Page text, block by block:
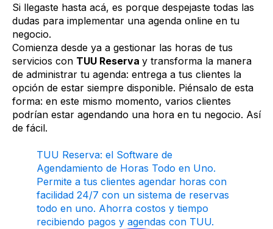
Si llegaste hasta acá, es porque despejaste todas las
dudas para implementar una agenda online en tu
negocio.
Comienza desde ya a gestionar las horas de tus
servicios con TUU Reserva y transforma la manera
de administrar tu agenda: entrega a tus clientes la
opción de estar siempre disponible. Piénsalo de esta
forma: en este mismo momento, varios clientes
podrían estar agendando una hora en tu negocio. Así
de fácil.
TUU Reserva: el Software de
Agendamiento de Horas Todo en Uno.
Permite a tus clientes agendar horas con
facilidad 24/7 con un sistema de reservas
todo en uno. Ahorra costos y tiempo
recibiendo pagos y agendas con TUU.